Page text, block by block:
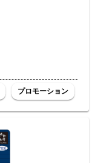
プロモーション